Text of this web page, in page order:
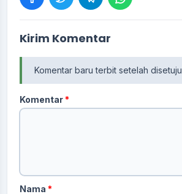
Kirim Komentar
Komentar baru terbit setelah
Komentar*
Nama *